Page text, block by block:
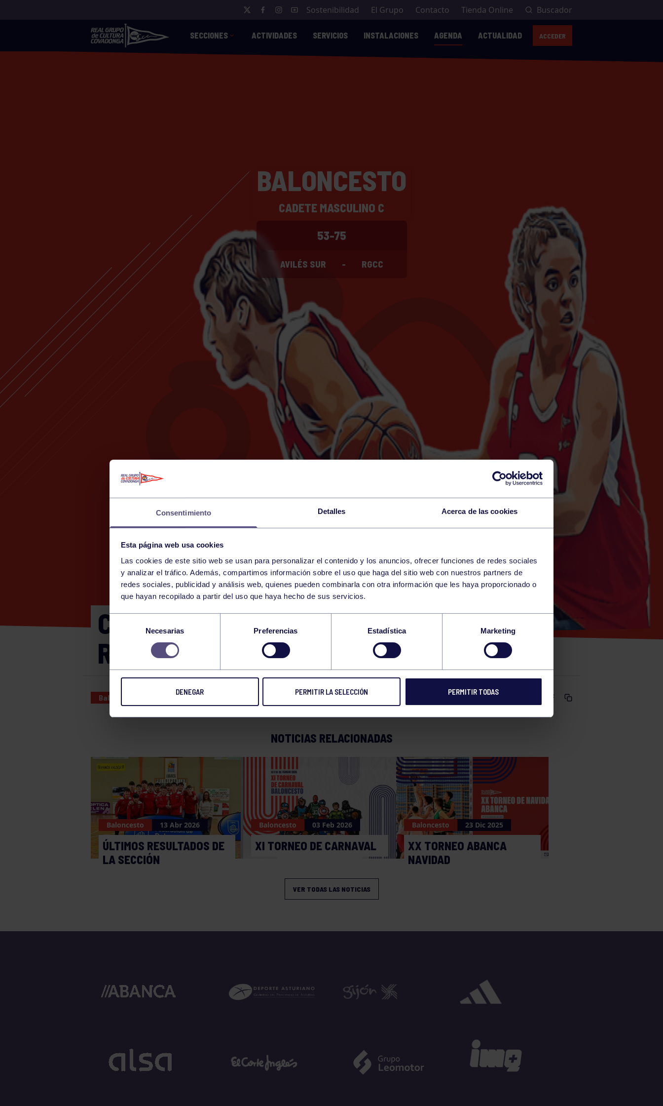
Consentimiento Detalles Acerca de las cookies
Esta página web usa cookies
Las cookies de este sitio web se usan para personalizar el contenido y los anuncios, ofrecer funciones de redes sociales
y analizar el tráfico. Además, compartimos información sobre el uso que haga del sitio web con nuestros partners de
redes sociales, publicidad y análisis web, quienes pueden combinarla con otra información que les haya proporcionado o
que hayan recopilado a partir del uso que haya hecho de sus servicios.
Selección
consentimiento
Necesarias Preferencias Estadística Marketing
DENEGAR PERMITIR LA SELECCIÓN PERMITIR TODAS
Sostenibilidad El Grupo Contacto Tienda Online Buscador
SECCIONES ACTIVIDADES SERVICIOS INSTALACIONES AGENDA ACTUALIDAD ACCEDER
BALONCESTO
CADETE MASCULINO C
53-75
AVILÉS SUR - RGCC
25 SUNDAY
FEBRUARY
10:30 h AVILÉS (POL LA MAGDALENA)
CADETE MASCULINO C: AVILÉS SUR –
RGCC
Baloncesto 25 FEB 2024 Comparte
NOTICIAS RELACIONADAS
Baloncesto 13 Abr 2026
ÚLTIMOS RESULTADOS DE
LA SECCIÓN
Baloncesto 03 Feb 2026
XI TORNEO DE CARNAVAL
Baloncesto 23 Dic 2025
XX TORNEO ABANCA
NAVIDAD
VER TODAS LAS NOTICIAS